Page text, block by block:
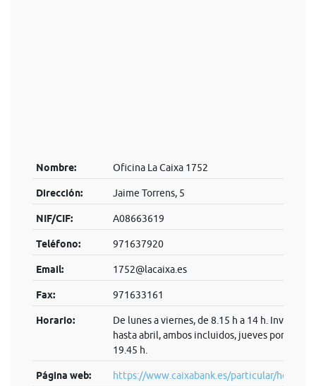
Nombre: Oficina La Caixa 1752
Dirección: Jaime Torrens, 5
NIF/CIF: A08663619
Teléfono: 971637920
Email: 1752@lacaixa.es
Fax: 971633161
Horario:
De lunes a viernes, de 8.15 h a 14 h. Invierno:
hasta abril, ambos incluidos, jueves por la
19.45 h.
Página web: https://www.caixabank.es/particular/home/